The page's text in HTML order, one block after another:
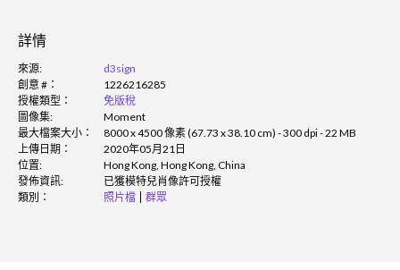
詳情
來源:
d3sign
創意 #：
1226216285
授權類型：
免版稅
圖像集:
Moment
最大檔案大小：
8000 x 4500 像素 (67.73 x 38.10 cm) - 300 dpi - 22 MB
上傳日期：
2020年05月21日
位置:
Hong Kong, Hong Kong, China
發佈資訊:
已獲模特兒肖像許可授權
類別：
照片檔 群眾